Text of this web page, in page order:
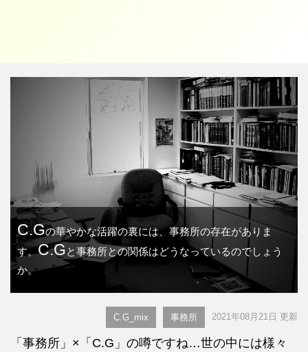
C.Gの華やかな活躍の裏には、事務所の存在がありま
す。C.Gと事務所との関係はどうなっているのでしょう
か。
C.G_mix 事務所 2021年08月21日 更新
「事務所」×「C.G」の噂ですね…世の中には様々